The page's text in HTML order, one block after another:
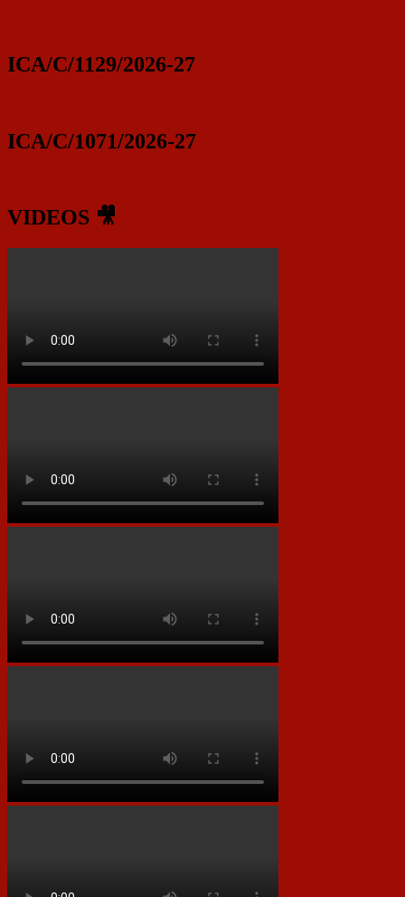
ICA/C/1129/2026-27
ICA/C/1071/2026-27
VIDEOS 🎥